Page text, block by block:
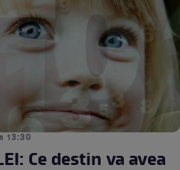
13:30
Ce destin va avea